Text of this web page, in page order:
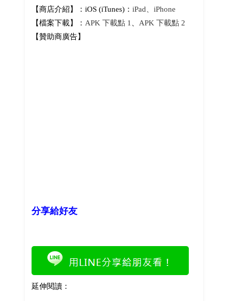
【商店介紹】：iOS (iTunes)： iPad、iPhone
【檔案下載】： APK 下載點 1、 APK 下載點 2
【贊助商廣告】
分享給好友
延伸閱讀：